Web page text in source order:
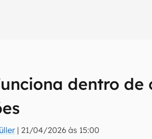
dentro de
| 21/04/2026 às 15:00
notícias e reviews sobre tecnologia